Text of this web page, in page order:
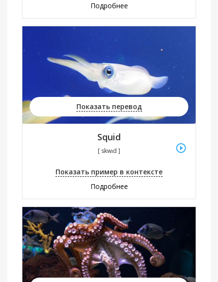
Подробнее
Показать перевод
Squid
[ skwɪd ]
Показать пример в контексте
Подробнее